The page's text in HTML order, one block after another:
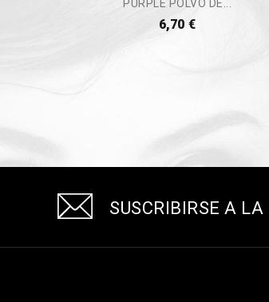
PURPLE POLVO DE...
6,70 €
SUSCRIBIRSE A